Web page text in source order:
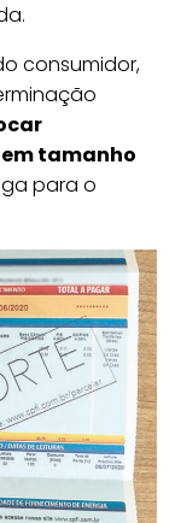
consumidor,
em tamanho
para o